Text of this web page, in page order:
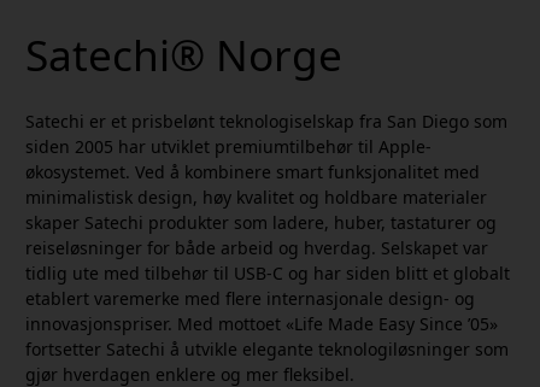
Satechi® Norge
Satechi er et prisbelønt teknologiselskap fra San Diego som
siden 2005 har utviklet premiumtilbehør til Apple-
økosystemet. Ved å kombinere smart funksjonalitet med
minimalistisk design, høy kvalitet og holdbare materialer
skaper Satechi produkter som ladere, huber, tastaturer og
reiseløsninger for både arbeid og hverdag. Selskapet var
tidlig ute med tilbehør til USB-C og har siden blitt et globalt
etablert varemerke med flere internasjonale design- og
innovasjonspriser. Med mottoet «Life Made Easy Since ’05»
fortsetter Satechi å utvikle elegante teknologiløsninger som
gjør hverdagen enklere og mer fleksibel.